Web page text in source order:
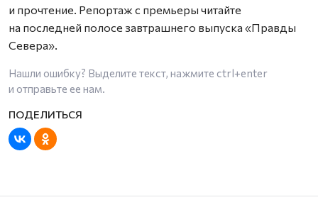
и прочтение. Репортаж с премьеры читайте
на последней полосе завтрашнего выпуска «Правды
Севера».
Нашли ошибку? Выделите текст, нажмите ctrl+enter
и отправьте ее нам.